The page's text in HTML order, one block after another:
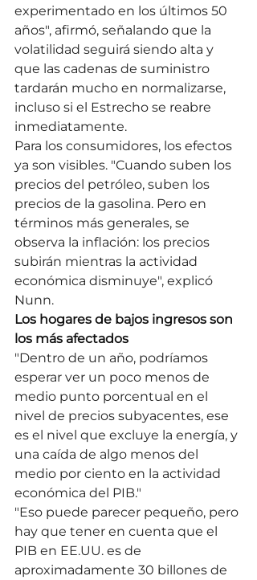
experimentado en los últimos 50
años", afirmó, señalando que la
volatilidad seguirá siendo alta y
que las cadenas de suministro
tardarán mucho en normalizarse,
incluso si el Estrecho se reabre
inmediatamente.
Para los consumidores, los efectos
ya son visibles. "Cuando suben los
precios del petróleo, suben los
precios de la gasolina. Pero en
términos más generales, se
observa la inflación: los precios
subirán mientras la actividad
económica disminuye", explicó
Nunn.
Los hogares de bajos ingresos son
los más afectados
"Dentro de un año, podríamos
esperar ver un poco menos de
medio punto porcentual en el
nivel de precios subyacentes, ese
es el nivel que excluye la energía, y
una caída de algo menos del
medio por ciento en la actividad
económica del PIB."
"Eso puede parecer pequeño, pero
hay que tener en cuenta que el
PIB en EE.UU. es de
aproximadamente 30 billones de